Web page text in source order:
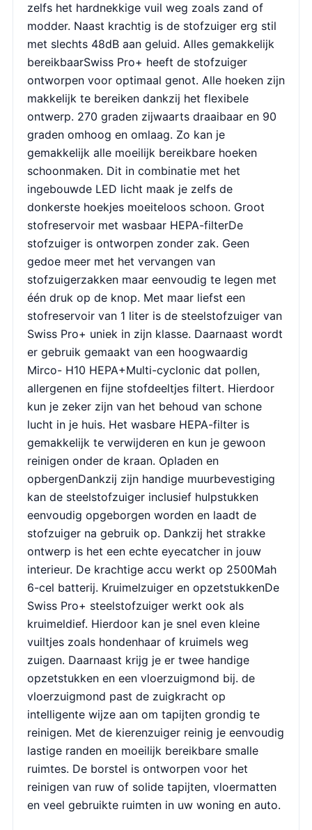
zelfs het hardnekkige vuil weg zoals zand of
modder. Naast krachtig is de stofzuiger erg stil
met slechts 48dB aan geluid. Alles gemakkelijk
bereikbaarSwiss Pro+ heeft de stofzuiger
ontworpen voor optimaal genot. Alle hoeken zijn
makkelijk te bereiken dankzij het flexibele
ontwerp. 270 graden zijwaarts draaibaar en 90
graden omhoog en omlaag. Zo kan je
gemakkelijk alle moeilijk bereikbare hoeken
schoonmaken. Dit in combinatie met het
ingebouwde LED licht maak je zelfs de
donkerste hoekjes moeiteloos schoon. Groot
stofreservoir met wasbaar HEPA-filterDe
stofzuiger is ontworpen zonder zak. Geen
gedoe meer met het vervangen van
stofzuigerzakken maar eenvoudig te legen met
één druk op de knop. Met maar liefst een
stofreservoir van 1 liter is de steelstofzuiger van
Swiss Pro+ uniek in zijn klasse. Daarnaast wordt
er gebruik gemaakt van een hoogwaardig
Mirco- H10 HEPA+Multi-cyclonic dat pollen,
allergenen en fijne stofdeeltjes filtert. Hierdoor
kun je zeker zijn van het behoud van schone
lucht in je huis. Het wasbare HEPA-filter is
gemakkelijk te verwijderen en kun je gewoon
reinigen onder de kraan. Opladen en
opbergenDankzij zijn handige muurbevestiging
kan de steelstofzuiger inclusief hulpstukken
eenvoudig opgeborgen worden en laadt de
stofzuiger na gebruik op. Dankzij het strakke
ontwerp is het een echte eyecatcher in jouw
interieur. De krachtige accu werkt op 2500Mah
6-cel batterij. Kruimelzuiger en opzetstukkenDe
Swiss Pro+ steelstofzuiger werkt ook als
kruimeldief. Hierdoor kan je snel even kleine
vuiltjes zoals hondenhaar of kruimels weg
zuigen. Daarnaast krijg je er twee handige
opzetstukken en een vloerzuigmond bij. de
vloerzuigmond past de zuigkracht op
intelligente wijze aan om tapijten grondig te
reinigen. Met de kierenzuiger reinig je eenvoudig
lastige randen en moeilijk bereikbare smalle
ruimtes. De borstel is ontworpen voor het
reinigen van ruw of solide tapijten, vloermatten
en veel gebruikte ruimten in uw woning en auto.